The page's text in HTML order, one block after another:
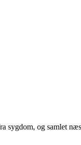
sygdom, og samlet